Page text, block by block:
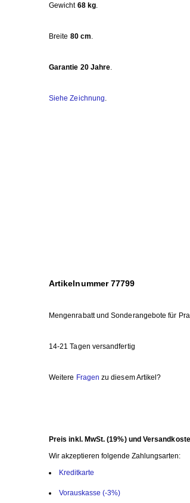
Gewicht 68 kg.
Breite 80 cm
Garantie 20 Jahre
Siehe Zeichnung
Artikelnummer 77799
Mengenrabatt und Sonderangebote für
14-21 Tagen versandfertig
Weitere Fragen zu diesem Artikel?
Preis inkl. MwSt. (19%) und
Wir akzeptieren folgende Zahlungsarten:
Kreditkarte
Vorauskasse (-3%)